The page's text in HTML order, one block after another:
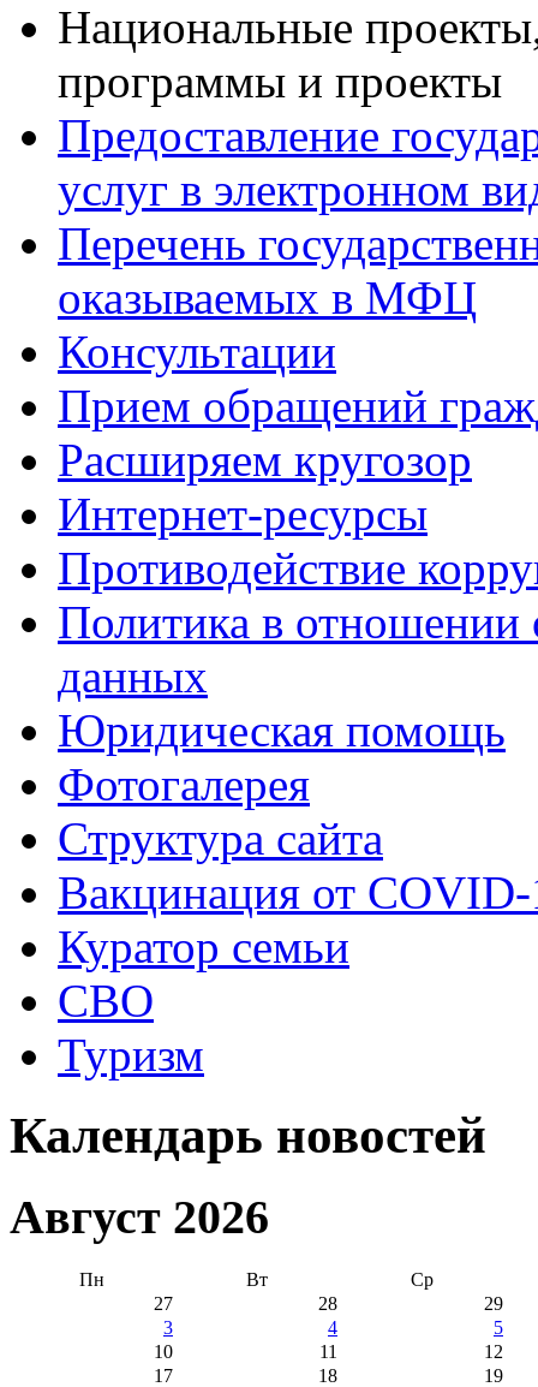
Национальные
программы и проекты
Предоставление
услуг в электронном
Перечень
оказываемых в МФЦ
Консультации
Прием обращений
Расширяем кругозор
Интернет-ресурсы
Противодействие
Политика в отношении
данных
Юридическая помощь
Фотогалерея
Структура сайта
Вакцинация от
Куратор семьи
СВО
Туризм
Календарь новостей
Август 2026
Пн Вт
Ср
27
28
29
3
4
5
10
11
12
17
18
19